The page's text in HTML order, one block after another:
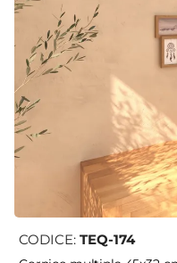
CODICE: TEQ-174